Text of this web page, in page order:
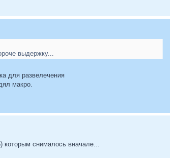
выдержку...
для развелечения
макро.
которым снималось вначале...